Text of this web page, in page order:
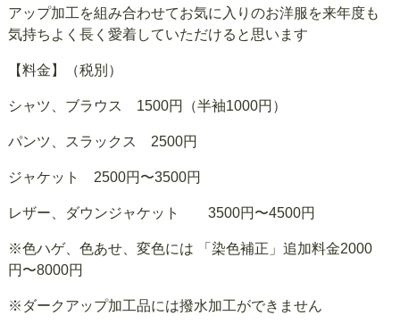
アップ加工を組み合わせてお気に入りのお洋服を来年度も
気持ちよく長く愛着していただけると思います
【料金】（税別）
シャツ、ブラウス 1500円（半袖1000円）
パンツ、スラックス 2500円
ジャケット 2500円〜3500円
レザー、ダウンジャケット 3500円〜4500円
※色ハゲ、色あせ、変色には 「染色補正」追加料金2000
円〜8000円
※ダークアップ加工品には撥水加工ができません